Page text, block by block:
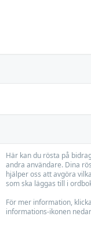
Här kan du rösta på
andra användare. Dina
hjälper oss att avgöra
som ska läggas till i
För mer information,
informations-ikonen